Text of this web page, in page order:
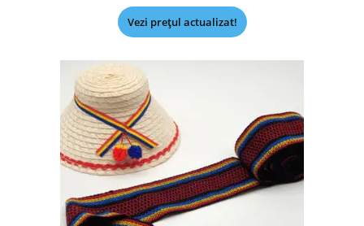
Vezi prețul actualizat!